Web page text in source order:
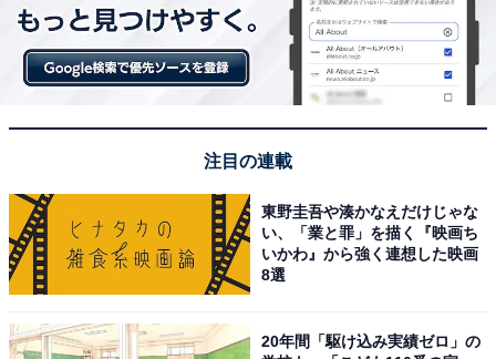
注目の連載
東野圭吾や湊かなえだけじゃな
い、「業と罪」を描く『映画ち
いかわ』から強く連想した映画
8選
20年間「駆け込み実績ゼロ」の